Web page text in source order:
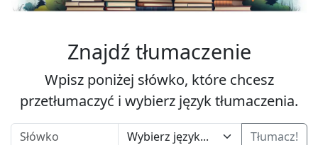
Znajdź tłumaczenie
Wpisz poniżej słówko, które chcesz
przetłumaczyć i wybierz język tłumaczenia.
Tłumacz!